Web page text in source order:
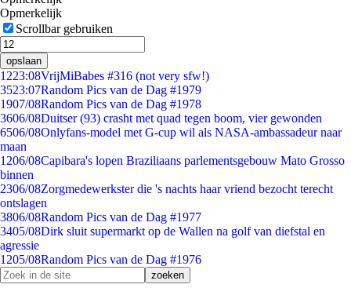
Opmerkelijk
Scrollbar gebruiken
opslaan
1223:08VrijMiBabes #316 (not very sfw!)
3523:07Random Pics van de Dag #1979
1907/08Random Pics van de Dag #1978
3606/08Duitser (93) crasht met quad tegen boom, vier gewonden
6506/08Onlyfans-model met G-cup wil als NASA-ambassadeur naar
maan
1206/08Capibara's lopen Braziliaans parlementsgebouw Mato Grosso
binnen
2306/08Zorgmedewerkster die 's nachts haar vriend bezocht terecht
ontslagen
3806/08Random Pics van de Dag #1977
3405/08Dirk sluit supermarkt op de Wallen na golf van diefstal en
agressie
1205/08Random Pics van de Dag #1976